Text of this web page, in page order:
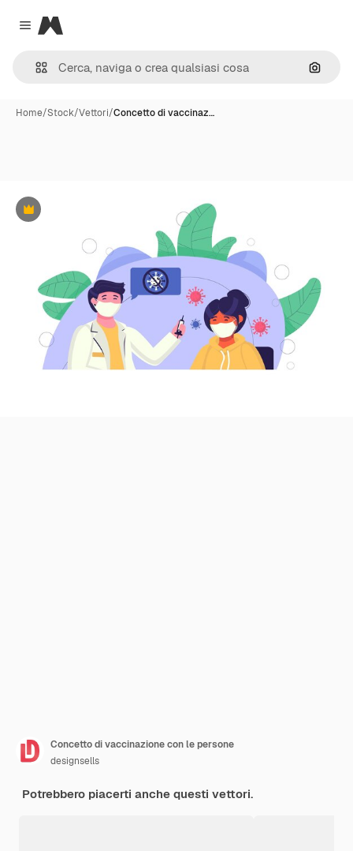
Close menu
Magnific
Cerca
Home/Stock/Vettori/Concetto di vaccinaz…
Premium
Concetto di vaccinazione con le persone
designsells
Potrebbero piacerti anche questi vettori.